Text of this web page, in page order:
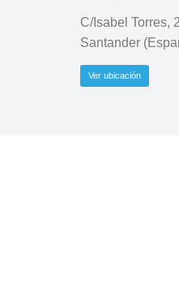
C/Isabel Torres,
Santander
Ver ubicación